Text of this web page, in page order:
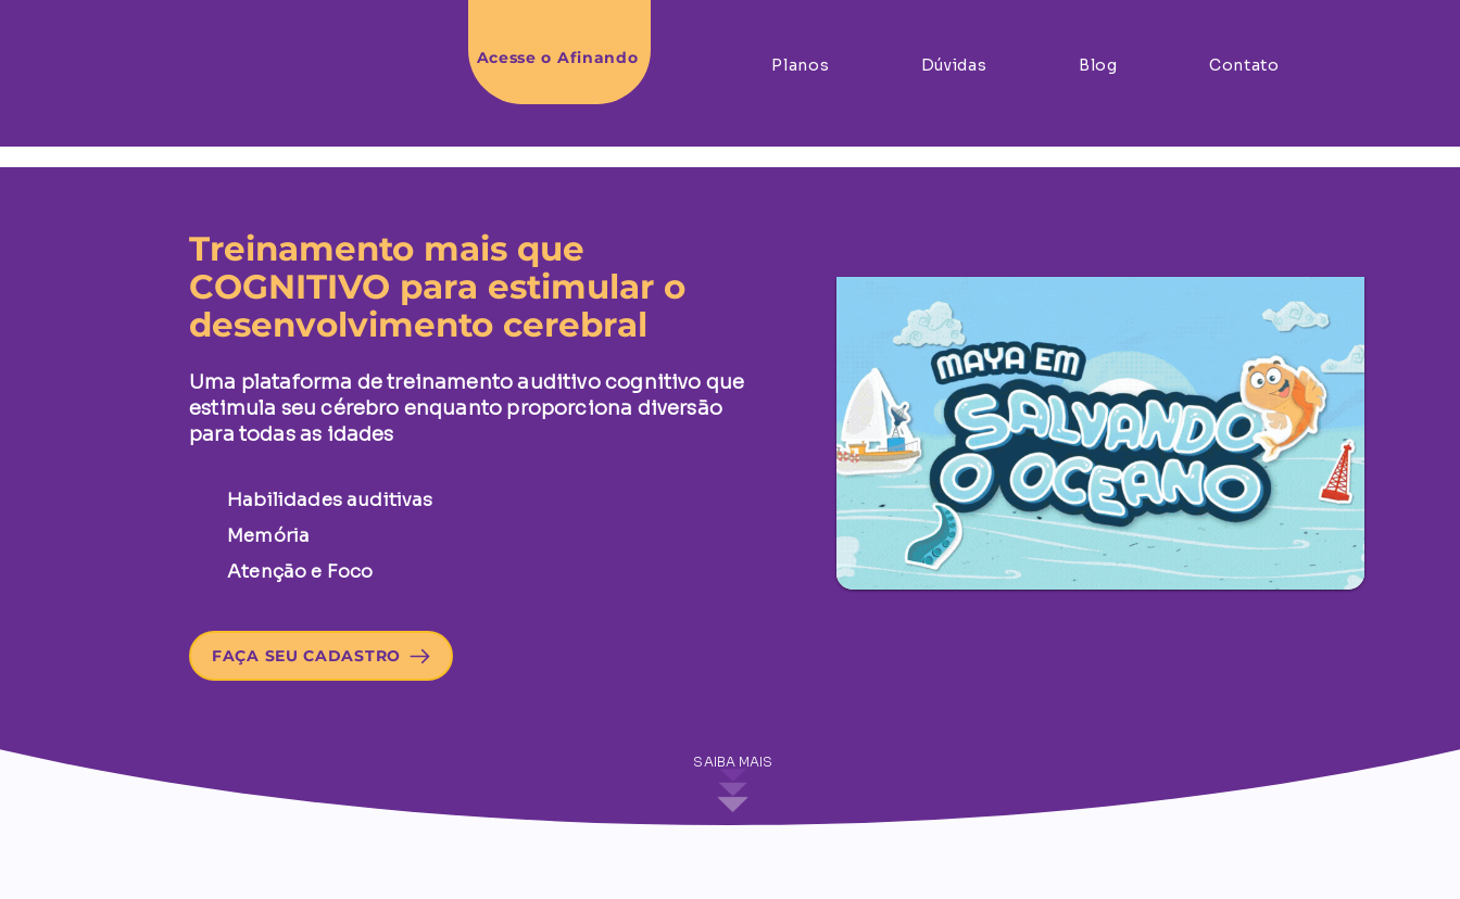
Acesse o Afinando Planos Dúvidas Blog Contato
Treinamento mais que
COGNITIVO para estimular o
desenvolvimento cerebral
Uma plataforma de treinamento auditivo cognitivo que
estimula seu cérebro enquanto proporciona diversão
para todas as idades
Habilidades auditivas
Memória
Atenção e Foco
FAÇA SEU CADASTRO
SAIBA MAIS